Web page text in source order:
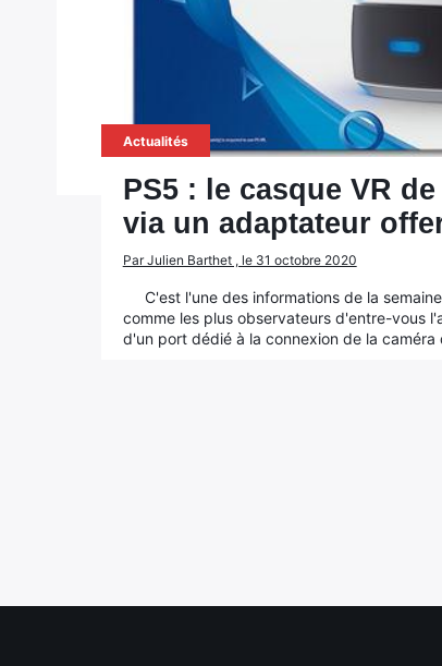
Actualités
PS5 : le casque VR
via un adaptateur
Par Julien Barthet , le 31 octobre 2020
C'est l'une des informations de la
comme les plus observateurs d'entre-vous
d'un port dédié à la connexion de la